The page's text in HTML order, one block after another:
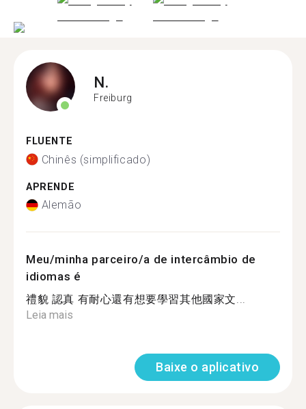
N.
Freiburg
FLUENTE
Chinês (simplificado)
APRENDE
Alemão
Meu/minha parceiro/a de intercâmbio de
idiomas é
禮貌 認真 有耐心還有想要學習其他國家文...
Leia mais
Baixe o aplicativo